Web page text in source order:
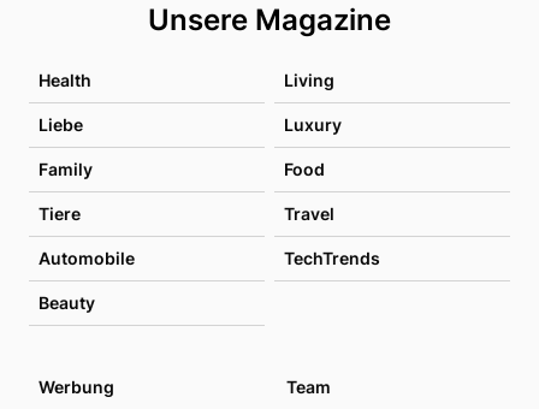
Unsere Magazine
Health Living
Liebe Luxury
Family Food
Tiere Travel
Automobile TechTrends
Beauty
Werbung Team